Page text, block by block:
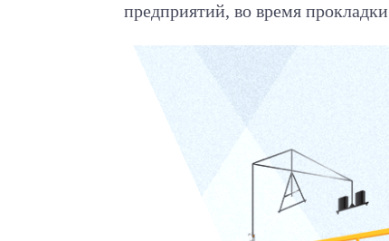
предприятий, во время